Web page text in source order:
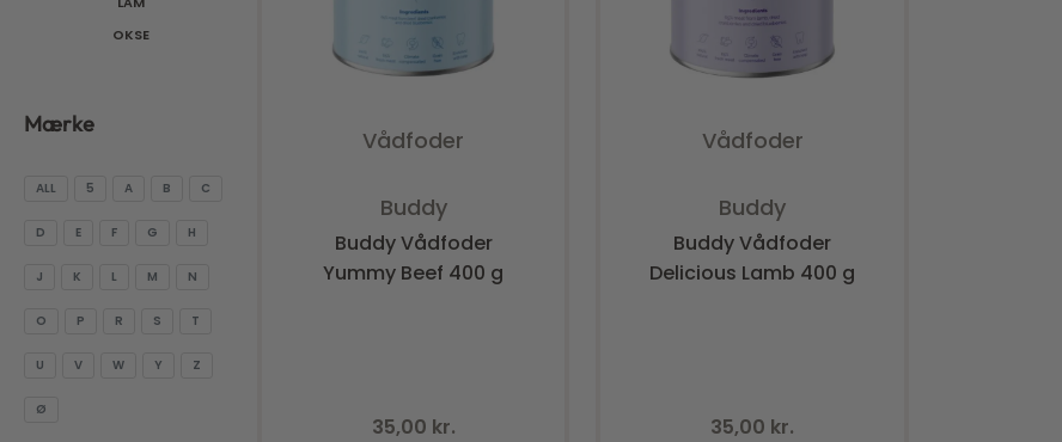
OKSE
Mærke
ALL 5 A B C
D E F G H
J K L M N
O P R S T
U V W Y Z
Ø
Vådfoder
Buddy
Buddy Vådfoder
Yummy Beef 400 g
35,00 kr.
Vådfoder
Buddy
Buddy Vådfoder
Delicious Lamb 400 g
35,00 kr.